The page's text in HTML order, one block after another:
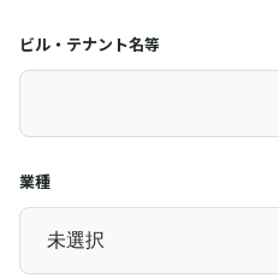
ビル・テナント名等
業種